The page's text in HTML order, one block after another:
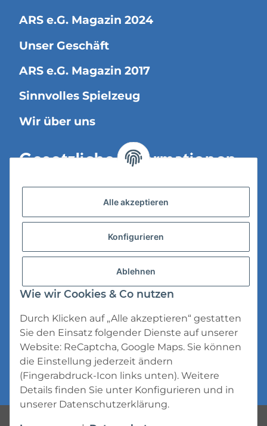
ARS e.G. Magazin 2024
Unser Geschäft
ARS e.G. Magazin 2017
Sinnvolles Spielzeug
Wir über uns
Gesetzliche Informationen
Versandinformationen
Datenschutz
Impressum
* Alle Preise inkl. gesetzlicher USt., zzgl.
Versand
Alle akzeptieren
Konfigurieren
Ablehnen
Wie wir Cookies & Co nutzen
Durch Klicken auf „Alle akzeptieren“ gestatten
Sie den Einsatz folgender Dienste auf unserer
Website: ReCaptcha, Google Maps. Sie können
die Einstellung jederzeit ändern
(Fingerabdruck-Icon links unten). Weitere
Details finden Sie unter Konfigurieren und in
unserer Datenschutzerklärung.